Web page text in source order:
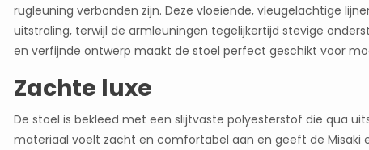
rugleuning verbonden zijn. Deze vloeiende, vleugelachtige
uitstraling, terwijl de armleuningen tegelijkertijd stevige
en verfijnde ontwerp maakt de stoel perfect geschikt voor
Zachte luxe
De stoel is bekleed met een slijtvaste polyesterstof die qua
materiaal voelt zacht en comfortabel aan en geeft de Misaki